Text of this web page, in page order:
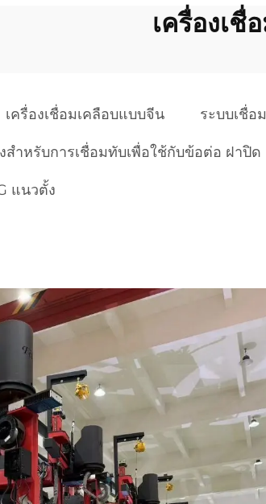
เครื่องเชื่
เครื่องเชื่อมเคลือบแบบจีน ระบบเชื่อ
สำหรับการเชื่อมทับเพื่อใช้กับข้อต่อ ฝาปิ
แนวตั้ง